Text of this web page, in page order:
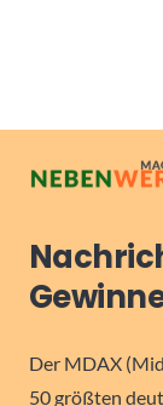
Der MDAX
50 größten